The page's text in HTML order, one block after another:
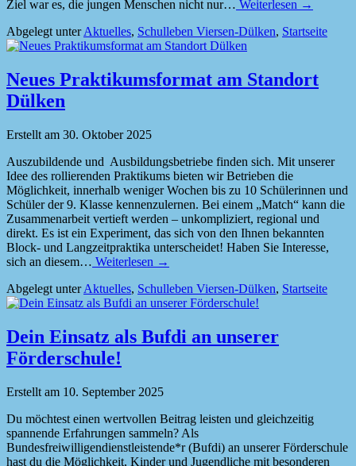
Ziel war es, die jungen Menschen nicht nur… Weiterlesen →
Abgelegt unterAktuelles, Schulleben Viersen-Dülken, Startseite
Neues Praktikumsformat am Standort
Dülken
Erstellt am 30. Oktober 2025
Auszubildende und Ausbildungsbetriebe finden sich. Mit unserer
Idee des rollierenden Praktikums bieten wir Betrieben die
Möglichkeit, innerhalb weniger Wochen bis zu 10 Schülerinnen und
Schüler der 9. Klasse kennenzulernen. Bei einem „Match“ kann die
Zusammenarbeit vertieft werden – unkompliziert, regional und
direkt. Es ist ein Experiment, das sich von den Ihnen bekannten
Block- und Langzeitpraktika unterscheidet! Haben Sie Interesse,
sich an diesem… Weiterlesen →
Abgelegt unterAktuelles, Schulleben Viersen-Dülken, Startseite
Dein Einsatz als Bufdi an unserer
Förderschule!
Erstellt am 10. September 2025
Du möchtest einen wertvollen Beitrag leisten und gleichzeitig
spannende Erfahrungen sammeln? Als
Bundesfreiwilligendienstleistende*r (Bufdi) an unserer Förderschule
hast du die Möglichkeit, Kinder und Jugendliche mit besonderen